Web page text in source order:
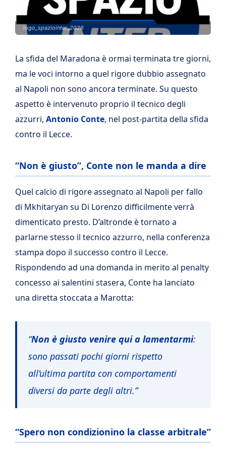
logo_spaziointer_2026
La sfida del Maradona è ormai terminata tre giorni,
ma le voci intorno a quel rigore dubbio assegnato
al Napoli non sono ancora terminate. Su questo
aspetto è intervenuto proprio il tecnico degli
azzurri, Antonio Conte, nel post-partita della sfida
contro il Lecce.
“Non è giusto”, Conte non le manda a dire
Quel calcio di rigore assegnato al Napoli per fallo
di Mkhitaryan su Di Lorenzo difficilmente verrà
dimenticato presto. D’altronde è tornato a
parlarne stesso il tecnico azzurro, nella conferenza
stampa dopo il successo contro il Lecce.
Rispondendo ad una domanda in merito al penalty
concesso ai salentini stasera, Conte ha lanciato
una diretta stoccata a Marotta:
“Non è giusto venire qui a lamentarmi:
sono passati pochi giorni rispetto
all’ultima partita con comportamenti
diversi da parte degli altri.”
“Spero non condizionino la classe arbitrale”